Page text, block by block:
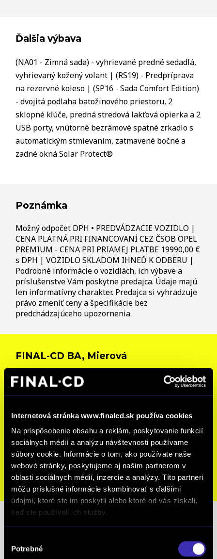
Internetová stránka www.finalcd.sk používa cookies
Na prispôsobenie obsahu a reklám, poskytovanie funkcií
sociálnych médií a analýzu návštevnosti používame
súbory cookie. Informácie o tom, ako používate naše
webové stránky, poskytujeme aj našim partnerom v
oblasti sociálnych médií, inzercie a analýzy. Títo partneri
môžu príslušné informácie skombinovať s ďalšími
údajmi, ktoré ste im poskytli alebo ktoré od vás získali,
keď ste používali ich služby.
súhlasu
Potrebné
Ďalšia výbava
(NA01 - Zimná sada) - vyhrievané predné sedadlá,
vyhrievaný kožený volant | (RS19) - Predpríprava
na rezervné koleso | (SP16 - Sada Comfort Edition)
- dvojitá podlaha batožinového priestoru, 2
sklopné kľúče, predná stredová lakťová opierka a 2
USB porty, vnútorné bezrámové spätné zrkadlo s
automatickým stmievaním, zatmavené bočné a
zadné okná Solar Protect®
Poznámka
Možný odpočet DPH • PREDVÁDZACIE VOZIDLO |
CENA PLATNÁ PRI FINANCOVANÍ CEZ ČSOB OPEL
PREMIUM - CENA PRI PRIAMEJ PLATBE 19990,00 €
s DPH | VOZIDLO SKLADOM IHNEĎ K ODBERU |
Podrobné informácie o vozidlách, ich výbave a
príslušenstve Vám poskytne predajca. Údaje majú
len informatívny charakter. Predajca si vyhradzuje
právo zmeniť ceny a špecifikácie bez
predchádzajúceho upozornenia.
FINAL-CD BA, Mierová
Mierová 7, 821 05 Bratislava
Po až Pia: 08:00 - 17:00
So: 08:00 - 12:00
opelba@finalcd.sk
+421 2 4848 4912
DETAIL PREVÁDZKY